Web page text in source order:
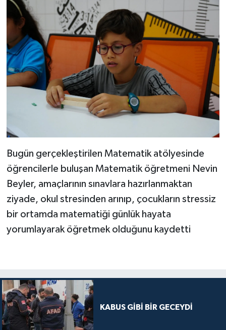
Bugün gerçekleştirilen Matematik atölyesinde
öğrencilerle buluşan Matematik öğretmeni Nevin
Beyler, amaçlarının sınavlara hazırlanmaktan
ziyade, okul stresinden arınıp, çocukların stressiz
bir ortamda matematiği günlük hayata
yorumlayarak öğretmek olduğunu kaydetti
KABUS GİBİ BİR GECEYDİ